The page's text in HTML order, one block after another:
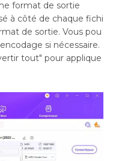
format de sortie
à côté de chaque fichi
de sortie. Vous pou
si nécessaire.
tout" pour applique